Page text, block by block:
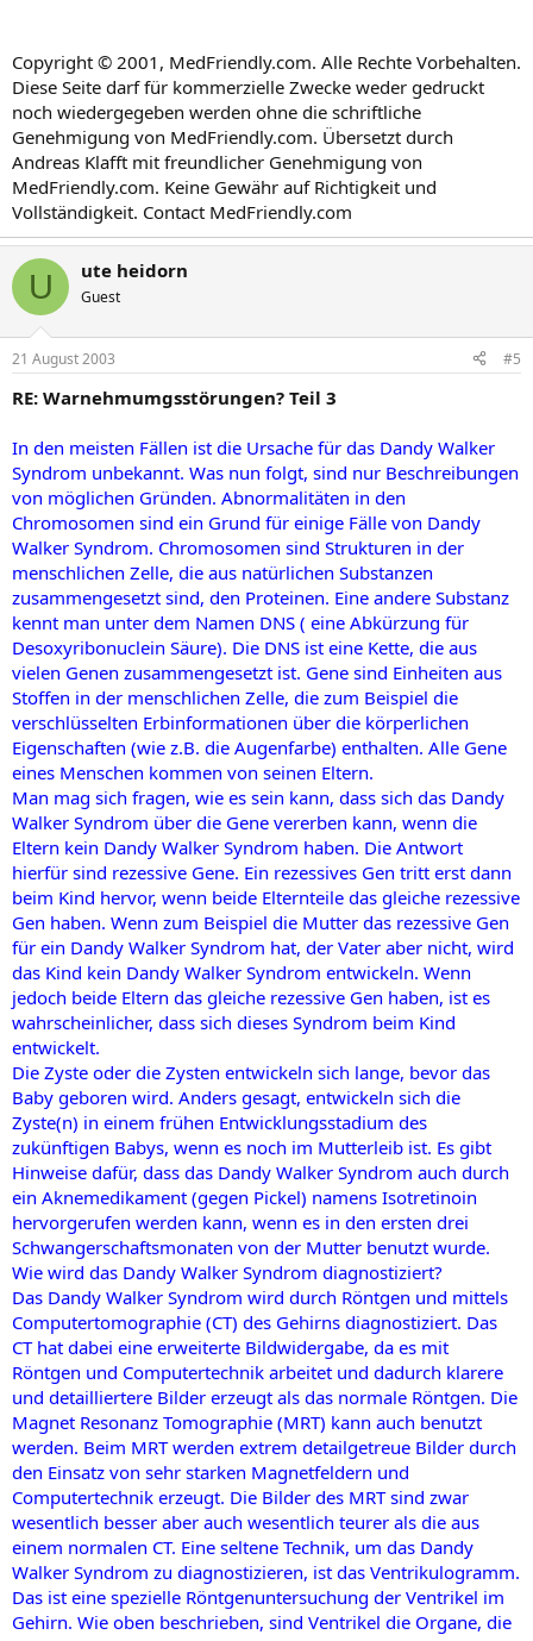
Copyright © 2001, MedFriendly.com. Alle Rechte Vorbehalten.
Diese Seite darf für kommerzielle Zwecke weder gedruckt
noch wiedergegeben werden ohne die schriftliche
Genehmigung von MedFriendly.com. Übersetzt durch
Andreas Klafft mit freundlicher Genehmigung von
MedFriendly.com. Keine Gewähr auf Richtigkeit und
Vollständigkeit. Contact MedFriendly.com
U ute heidorn
Guest
21 August 2003 #5
RE: Warnehmumgsstörungen? Teil 3
In den meisten Fällen ist die Ursache für das Dandy Walker
Syndrom unbekannt. Was nun folgt, sind nur Beschreibungen
von möglichen Gründen. Abnormalitäten in den
Chromosomen sind ein Grund für einige Fälle von Dandy
Walker Syndrom. Chromosomen sind Strukturen in der
menschlichen Zelle, die aus natürlichen Substanzen
zusammengesetzt sind, den Proteinen. Eine andere Substanz
kennt man unter dem Namen DNS ( eine Abkürzung für
Desoxyribonuclein Säure). Die DNS ist eine Kette, die aus
vielen Genen zusammengesetzt ist. Gene sind Einheiten aus
Stoffen in der menschlichen Zelle, die zum Beispiel die
verschlüsselten Erbinformationen über die körperlichen
Eigenschaften (wie z.B. die Augenfarbe) enthalten. Alle Gene
eines Menschen kommen von seinen Eltern.
Man mag sich fragen, wie es sein kann, dass sich das Dandy
Walker Syndrom über die Gene vererben kann, wenn die
Eltern kein Dandy Walker Syndrom haben. Die Antwort
hierfür sind rezessive Gene. Ein rezessives Gen tritt erst dann
beim Kind hervor, wenn beide Elternteile das gleiche rezessive
Gen haben. Wenn zum Beispiel die Mutter das rezessive Gen
für ein Dandy Walker Syndrom hat, der Vater aber nicht, wird
das Kind kein Dandy Walker Syndrom entwickeln. Wenn
jedoch beide Eltern das gleiche rezessive Gen haben, ist es
wahrscheinlicher, dass sich dieses Syndrom beim Kind
entwickelt.
Die Zyste oder die Zysten entwickeln sich lange, bevor das
Baby geboren wird. Anders gesagt, entwickeln sich die
Zyste(n) in einem frühen Entwicklungsstadium des
zukünftigen Babys, wenn es noch im Mutterleib ist. Es gibt
Hinweise dafür, dass das Dandy Walker Syndrom auch durch
ein Aknemedikament (gegen Pickel) namens Isotretinoin
hervorgerufen werden kann, wenn es in den ersten drei
Schwangerschaftsmonaten von der Mutter benutzt wurde.
Wie wird das Dandy Walker Syndrom diagnostiziert?
Das Dandy Walker Syndrom wird durch Röntgen und mittels
Computertomographie (CT) des Gehirns diagnostiziert. Das
CT hat dabei eine erweiterte Bildwidergabe, da es mit
Röntgen und Computertechnik arbeitet und dadurch klarere
und detailliertere Bilder erzeugt als das normale Röntgen. Die
Magnet Resonanz Tomographie (MRT) kann auch benutzt
werden. Beim MRT werden extrem detailgetreue Bilder durch
den Einsatz von sehr starken Magnetfeldern und
Computertechnik erzeugt. Die Bilder des MRT sind zwar
wesentlich besser aber auch wesentlich teurer als die aus
einem normalen CT. Eine seltene Technik, um das Dandy
Walker Syndrom zu diagnostizieren, ist das Ventrikulogramm.
Das ist eine spezielle Röntgenuntersuchung der Ventrikel im
Gehirn. Wie oben beschrieben, sind Ventrikel die Organe, die